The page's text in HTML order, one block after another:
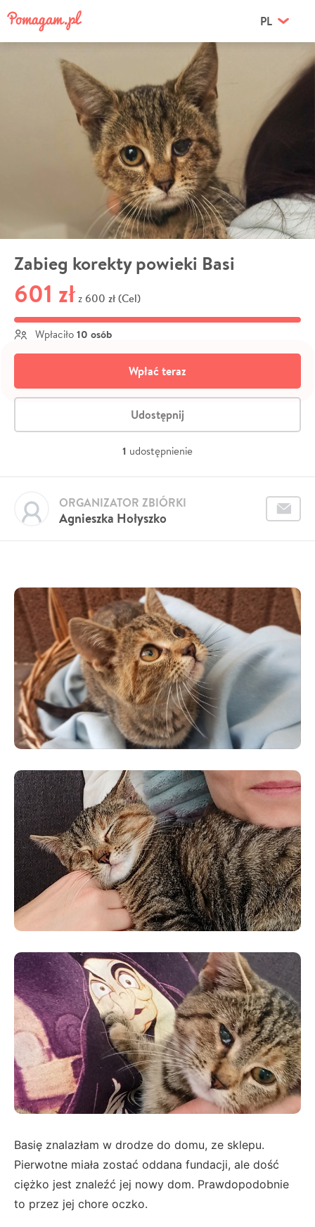
PL
Zabieg korekty powieki Basi
601 zł z 600 zł (Cel)
Wpłaciło 10 osób
Wpłać teraz
Udostępnij
1 udostępnienie
Agnieszka Hołyszko
ORGANIZATOR ZBIÓRKI
Basię znalazłam w drodze do domu, ze sklepu.
Pierwotne miała zostać oddana fundacji, ale dość
ciężko jest znaleźć jej nowy dom. Prawdopodobnie
to przez jej chore oczko.